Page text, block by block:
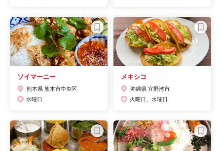
ソイマーニー
熊本県 熊本市中央区
水曜日
メキシコ
沖縄県 宜野湾市
火曜日、水曜日